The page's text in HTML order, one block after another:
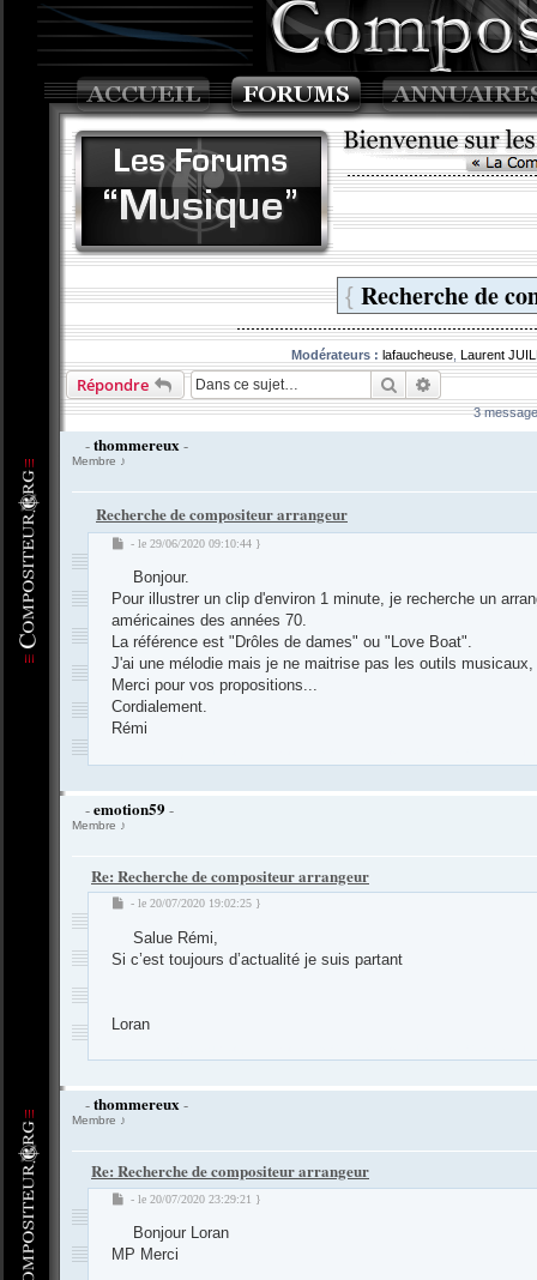
{ Recherche de
Modérateurs : lafaucheuse Laurent
Répondre Rechercher
Recherche
3
-thommereux -
Membre ♪
Recherche de compositeur arrangeur
M
s
e
- le 29/06/2020 09:10:44 }
Bonjour.
Pour illustrer un clip d'environ 1 minute, je recherche un
américaines des années 70.
La référence est "Drôles de dames" ou "Love Boat".
J'ai une mélodie mais je ne maitrise pas les outils
Merci pour vos propositions...
Cordialement.
Rémi
-emotion59-
Membre ♪
Re: Recherche de compositeur arrangeur
M- le 20/07/2020 19:02:25 }
Salue Rémi,
Si c’est toujours d’actualité je suis partant
Loran
-thommereux-
Membre ♪
Re: Recherche de compositeur arrangeur
M
s
- le 20/07/2020 23:29:21 }
Bonjour Loran
MP Merci